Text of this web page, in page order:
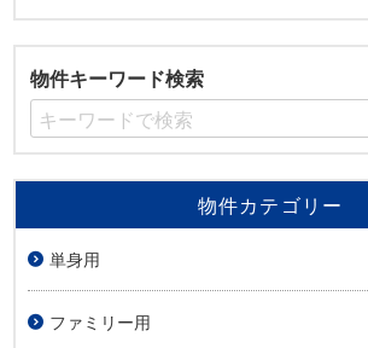
物件キーワード検索
物件カテゴリー
単身用
ファミリー用